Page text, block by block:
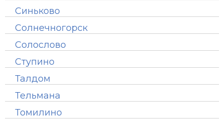
Синьково
Солнечногорск
Солослово
Ступино
Талдом
Тельмана
Томилино